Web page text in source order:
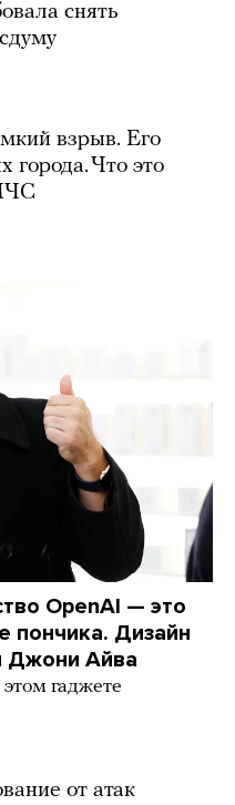
снять
взрыв. Его
города. Что это
OpenAI — это
пончика. Дизайн
Джони Айва
гаджете
от атак